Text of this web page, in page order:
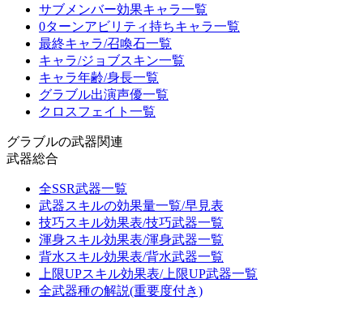
サブメンバー効果キャラ一覧
0ターンアビリティ持ちキャラ一覧
最終キャラ/召喚石一覧
キャラ/ジョブスキン一覧
キャラ年齢/身長一覧
グラブル出演声優一覧
クロスフェイト一覧
グラブルの武器関連
武器総合
全SSR武器一覧
武器スキルの効果量一覧/早見表
技巧スキル効果表/技巧武器一覧
渾身スキル効果表/渾身武器一覧
背水スキル効果表/背水武器一覧
上限UPスキル効果表/上限UP武器一覧
全武器種の解説(重要度付き)